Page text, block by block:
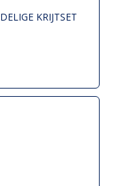
KRIJTSET